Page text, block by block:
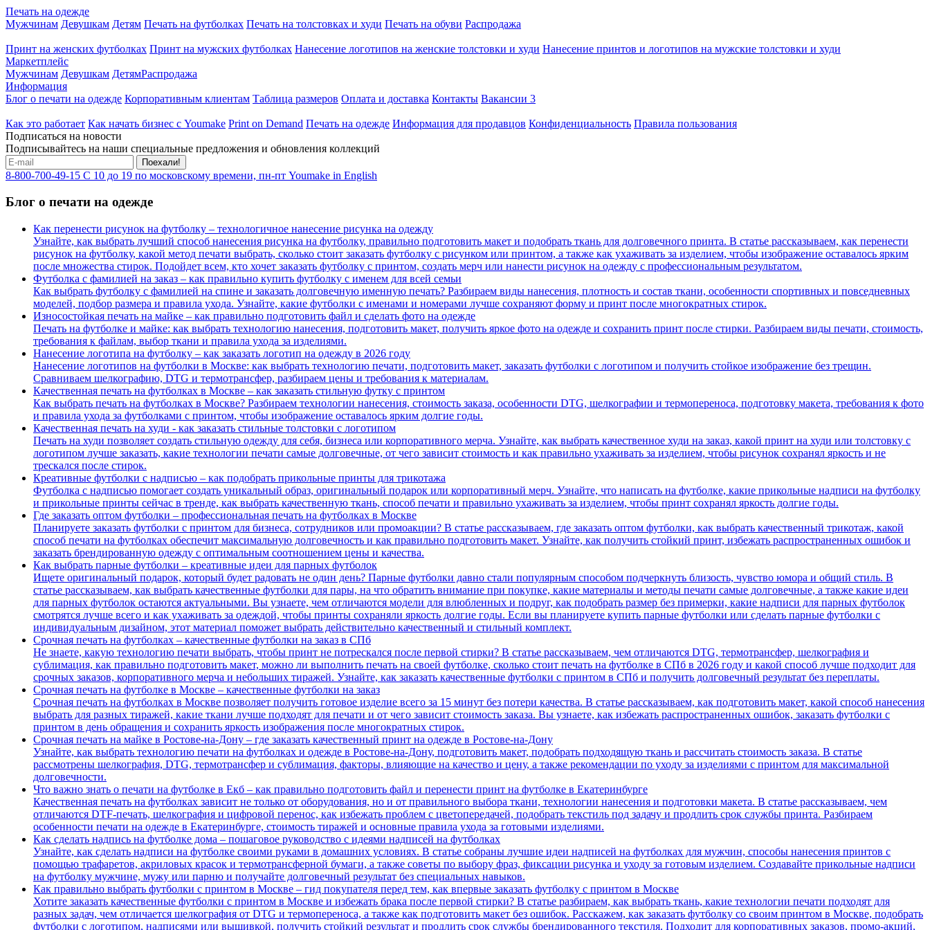
Печать на одежде
Мужчинам Девушкам Детям Печать на футболках Печать на толстовках и худи Печать на обуви Распродажа
Принт на женских футболках Принт на мужских футболках Нанесение логотипов на женские толстовки и худи Нанесение принтов и логотипов на мужские толстовки и худи
Маркетплейс
Мужчинам Девушкам ДетямРаспродажа
Информация
Блог о печати на одежде Корпоративным клиентам Таблица размеров Оплата и доставка Контакты Вакансии 3
Как это работает Как начать бизнес с Youmake Print on Demand Печать на одежде Информация для продавцов Конфиденциальность Правила пользования
Подписаться на новости
Подписывайтесь на наши специальные предложения и обновления коллекций
Поехали!
8-800-700-49-15 С 10 до 19 по московскому времени, пн-пт Youmake in English
Блог о печати на одежде
Как перенести рисунок на футболку – технологичное нанесение рисунка на одежду
Узнайте, как выбрать лучший способ нанесения рисунка на футболку, правильно подготовить макет и подобрать ткань для долговечного принта. В статье рассказываем, как перенести
рисунок на футболку, какой метод печати выбрать, сколько стоит заказать футболку с рисунком или принтом, а также как ухаживать за изделием, чтобы изображение оставалось ярким
после множества стирок. Подойдет всем, кто хочет заказать футболку с принтом, создать мерч или нанести рисунок на одежду с профессиональным результатом.
Футболка с фамилией на заказ – как правильно купить футболку с именем для всей семьи
Как выбрать футболку с фамилией на спине и заказать долговечную именную печать? Разбираем виды нанесения, плотность и состав ткани, особенности спортивных и повседневных
моделей, подбор размера и правила ухода. Узнайте, какие футболки с именами и номерами лучше сохраняют форму и принт после многократных стирок.
Износостойкая печать на майке – как правильно подготовить файл и сделать фото на одежде
Печать на футболке и майке: как выбрать технологию нанесения, подготовить макет, получить яркое фото на одежде и сохранить принт после стирки. Разбираем виды печати, стоимость,
требования к файлам, выбор ткани и правила ухода за изделиями.
Нанесение логотипа на футболку – как заказать логотип на одежду в 2026 году
Нанесение логотипов на футболки в Москве: как выбрать технологию печати, подготовить макет, заказать футболки с логотипом и получить стойкое изображение без трещин.
Сравниваем шелкографию, DTG и термотрансфер, разбираем цены и требования к материалам.
Качественная печать на футболках в Москве – как заказать стильную футку с принтом
Как выбрать печать на футболках в Москве? Разбираем технологии нанесения, стоимость заказа, особенности DTG, шелкографии и термопереноса, подготовку макета, требования к фото
и правила ухода за футболками с принтом, чтобы изображение оставалось ярким долгие годы.
Качественная печать на худи - как заказать стильные толстовки с логотипом
Печать на худи позволяет создать стильную одежду для себя, бизнеса или корпоративного мерча. Узнайте, как выбрать качественное худи на заказ, какой принт на худи или толстовку с
логотипом лучше заказать, какие технологии печати самые долговечные, от чего зависит стоимость и как правильно ухаживать за изделием, чтобы рисунок сохранял яркость и не
трескался после стирок.
Креативные футболки с надписью – как подобрать прикольные принты для трикотажа
Футболка с надписью помогает создать уникальный образ, оригинальный подарок или корпоративный мерч. Узнайте, что написать на футболке, какие прикольные надписи на футболку
и прикольные принты сейчас в тренде, как выбрать качественную ткань, способ печати и правильно ухаживать за изделием, чтобы принт сохранял яркость долгие годы.
Где заказать оптом футболки – профессиональная печать на футболках в Москве
Планируете заказать футболки с принтом для бизнеса, сотрудников или промоакции? В статье рассказываем, где заказать оптом футболки, как выбрать качественный трикотаж, какой
способ печати на футболках обеспечит максимальную долговечность и как правильно подготовить макет. Узнайте, как получить стойкий принт, избежать распространенных ошибок и
заказать брендированную одежду с оптимальным соотношением цены и качества.
Как выбрать парные футболки – креативные идеи для парных футболок
Ищете оригинальный подарок, который будет радовать не один день? Парные футболки давно стали популярным способом подчеркнуть близость, чувство юмора и общий стиль. В
статье рассказываем, как выбрать качественные футболки для пары, на что обратить внимание при покупке, какие материалы и методы печати самые долговечные, а также какие идеи
для парных футболок остаются актуальными. Вы узнаете, чем отличаются модели для влюбленных и подруг, как подобрать размер без примерки, какие надписи для парных футболок
смотрятся лучше всего и как ухаживать за одеждой, чтобы принты сохраняли яркость долгие годы. Если вы планируете купить парные футболки или сделать парные футболки с
индивидуальным дизайном, этот материал поможет выбрать действительно качественный и стильный комплект.
Срочная печать на футболках – качественные футболки на заказ в СПб
Не знаете, какую технологию печати выбрать, чтобы принт не потрескался после первой стирки? В статье рассказываем, чем отличаются DTG, термотрансфер, шелкография и
сублимация, как правильно подготовить макет, можно ли выполнить печать на своей футболке, сколько стоит печать на футболке в СПб в 2026 году и какой способ лучше подходит для
срочных заказов, корпоративного мерча и небольших тиражей. Узнайте, как заказать качественные футболки с принтом в СПб и получить долговечный результат без переплаты.
Срочная печать на футболке в Москве – качественные футболки на заказ
Срочная печать на футболках в Москве позволяет получить готовое изделие всего за 15 минут без потери качества. В статье рассказываем, как подготовить макет, какой способ нанесения
выбрать для разных тиражей, какие ткани лучше подходят для печати и от чего зависит стоимость заказа. Вы узнаете, как избежать распространенных ошибок, заказать футболки с
принтом в день обращения и сохранить яркость изображения после многократных стирок.
Срочная печать на майке в Ростове-на-Дону – где заказать качественный принт на одежде в Ростове-на-Дону
Узнайте, как выбрать технологию печати на футболках и одежде в Ростове-на-Дону, подготовить макет, подобрать подходящую ткань и рассчитать стоимость заказа. В статье
рассмотрены шелкография, DTG, термотрансфер и сублимация, факторы, влияющие на качество и цену, а также рекомендации по уходу за изделиями с принтом для максимальной
долговечности.
Что важно знать о печати на футболке в Екб – как правильно подготовить файл и перенести принт на футболке в Екатеринбурге
Качественная печать на футболках зависит не только от оборудования, но и от правильного выбора ткани, технологии нанесения и подготовки макета. В статье рассказываем, чем
отличаются DTF-печать, шелкография и цифровой перенос, как избежать проблем с цветопередачей, подобрать текстиль под задачу и продлить срок службы принта. Разбираем
особенности печати на одежде в Екатеринбурге, стоимость тиражей и основные правила ухода за готовыми изделиями.
Как сделать надпись на футболке дома – пошаговое руководство с идеями надписей на футболках
Узнайте, как сделать надписи на футболке своими руками в домашних условиях. В статье собраны лучшие идеи надписей на футболках для мужчин, способы нанесения принтов с
помощью трафаретов, акриловых красок и термотрансферной бумаги, а также советы по выбору фраз, фиксации рисунка и уходу за готовым изделием. Создавайте прикольные надписи
на футболку мужчине, мужу или парню и получайте долговечный результат без специальных навыков.
Как правильно выбрать футболки с принтом в Москве – гид покупателя перед тем, как впервые заказать футболку с принтом в Москве
Хотите заказать качественные футболки с принтом в Москве и избежать брака после первой стирки? В статье разбираем, как выбрать ткань, какие технологии печати подходят для
разных задач, чем отличается шелкография от DTG и термопереноса, а также как подготовить макет без ошибок. Расскажем, как заказать футболку со своим принтом в Москве, подобрать
футболки с логотипом, надписями или вышивкой, получить стойкий результат и продлить срок службы брендированного текстиля. Подходит для корпоративных заказов, промо-акций,